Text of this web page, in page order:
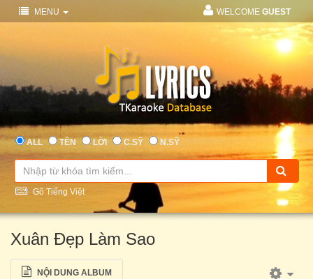
MENU WELCOME GUEST
ALL TÊN LỜI C.SỸ N.SỸ
Gõ Tiếng Việt
Xuân Đẹp Làm Sao
NỘI DUNG ALBUM